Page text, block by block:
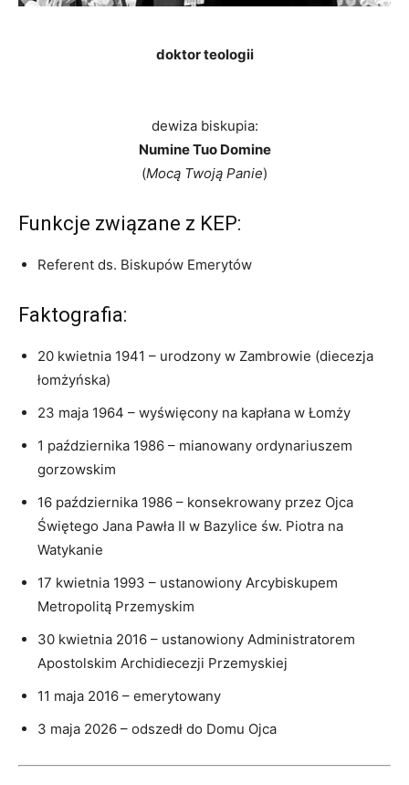
doktor teologii
dewiza biskupia:
Numine Tuo Domine
(Mocą Twoją Panie)
Funkcje związane z KEP:
Referent ds. Biskupów Emerytów
Faktografia:
20 kwietnia 1941 – urodzony w Zambrowie (diecezja
łomżyńska)
23 maja 1964 – wyświęcony na kapłana w Łomży
1 października 1986 – mianowany ordynariuszem
gorzowskim
16 października 1986 – konsekrowany przez Ojca
Świętego Jana Pawła II w Bazylice św. Piotra na
Watykanie
17 kwietnia 1993 – ustanowiony Arcybiskupem
Metropolitą Przemyskim
30 kwietnia 2016 – ustanowiony Administratorem
Apostolskim Archidiecezji Przemyskiej
11 maja 2016 – emerytowany
3 maja 2026 – odszedł do Domu Ojca